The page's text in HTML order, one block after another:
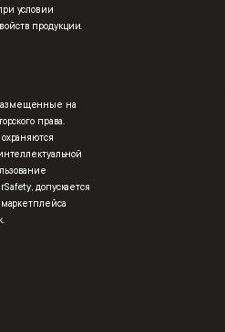
условии
продукции.
на
права.
допускается
маркетплейса